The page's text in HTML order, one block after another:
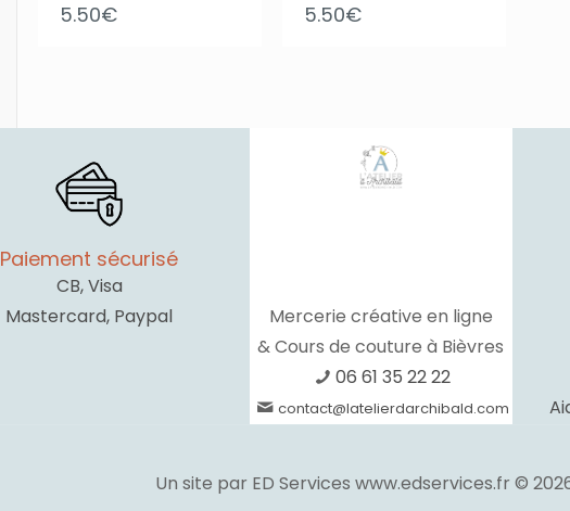
5.50€ 5.50€
Paiement sécurisé
CB, Visa
Mastercard, Paypal
Mercerie créative en ligne
& Cours de couture à Bièvres
06 61 35 22 22
contact@latelierdarchibald.com
Un site par ED Services www.edservices.fr ©